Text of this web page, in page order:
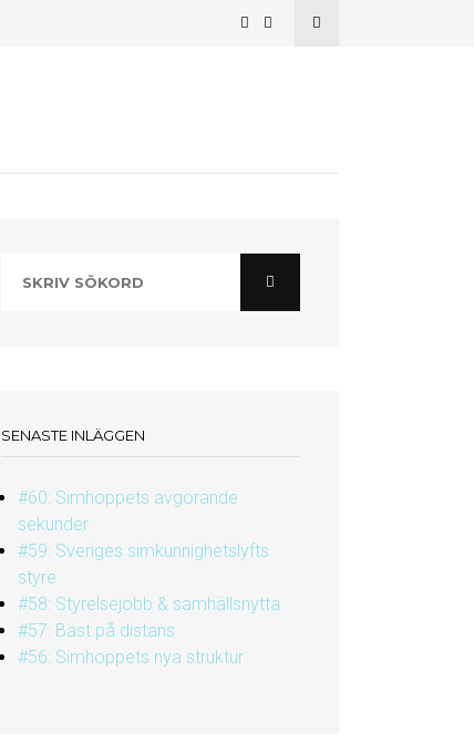
SENASTE INLÄGGEN
#60: Simhoppets avgörande
sekunder
#59: Sveriges simkunnighetslyfts
styre
#58: Styrelsejobb & samhällsnytta
#57: Bäst på distans
#56: Simhoppets nya struktur